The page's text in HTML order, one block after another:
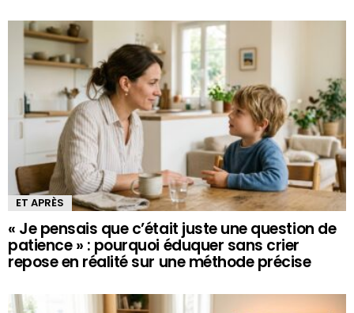
ET APRÈS
« Je pensais que c’était juste une question de
patience » : pourquoi éduquer sans crier
repose en réalité sur une méthode précise